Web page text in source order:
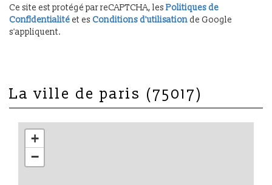
Ce site est protégé par reCAPTCHA, les Politiques de
Confidentialité et es Conditions d'utilisationde Google
s'appliquent.
la ville de paris (75017)
+
−